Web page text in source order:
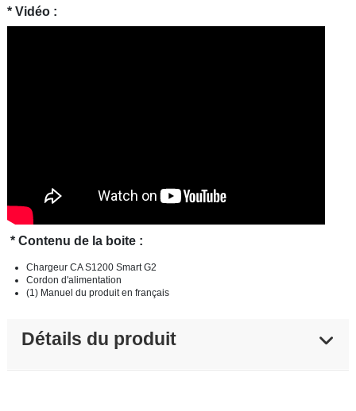
* Vidéo :
* Contenu de la boite :
Chargeur CA S1200 Smart G2
Cordon d'alimentation
(1) Manuel du produit en français
Détails du produit